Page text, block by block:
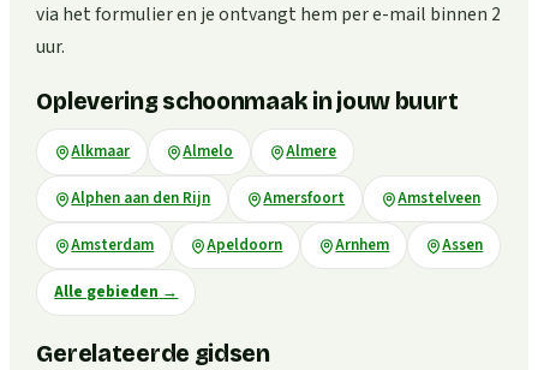
via het formulier en je ontvangt hem per e-mail binnen 2
uur.
Oplevering schoonmaak in jouw buurt
Alkmaar Almelo Almere
Alphen aan den Rijn Amersfoort Amstelveen
Amsterdam Apeldoorn Arnhem Assen
Alle gebieden →
Gerelateerde gidsen